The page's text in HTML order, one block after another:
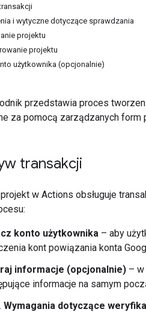
transakcji
i wytyczne dotyczące sprawdzania
projektu
projektu
użytkownika (opcjonalnie)
przedstawia proces
za pomocą zarządzanych
transakcji
projekt w Actions obsługuje
konto użytkownika – aby
kont powiązania konta
informacje (opcjonalnie) – w
informacje na samym
Wymagania dotyczące